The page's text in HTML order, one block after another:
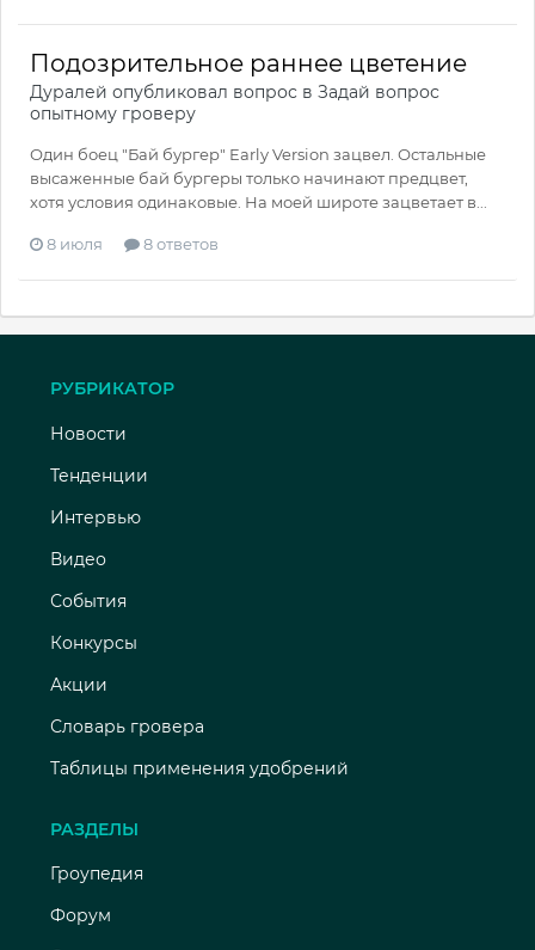
Подозрительное раннее цветение
Дуралей опубликовал вопрос в Задай вопрос
опытному гроверу
Один боец "Бай бургер" Early Version зацвел. Остальные
высаженные бай бургеры только начинают предцвет,
хотя условия одинаковые. На моей широте зацветает в...
8 июля 8 ответов
РУБРИКАТОР
Новости
Тенденции
Интервью
Видео
События
Конкурсы
Акции
Словарь гровера
Таблицы применения удобрений
РАЗДЕЛЫ
Гроупедия
Форум